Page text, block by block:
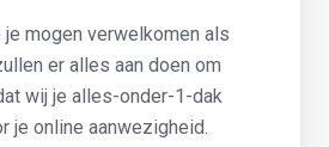
mogen verwelkomen als
er alles aan doen om
wij je alles-onder-1-dak
je online aanwezigheid.